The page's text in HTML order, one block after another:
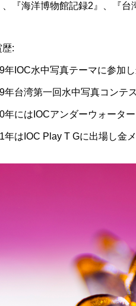
、『海洋博物館記録2』、『台
歴:
年IOC水中写真テーマに参加
年台湾第一回水中写真コンテ
年にはIOCアンダーウォータ
年はIOC Play T Gに出場し金